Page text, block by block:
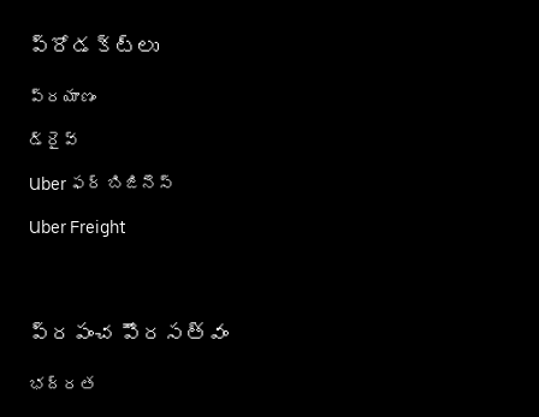
ప్రోడక్ట్؜లు
ప్రయాణం
డ్రైవ్
Uber ఫర్ బిజినెస్
Uber Freight
ప్రపంచ పౌరసత్వం
భద్రత